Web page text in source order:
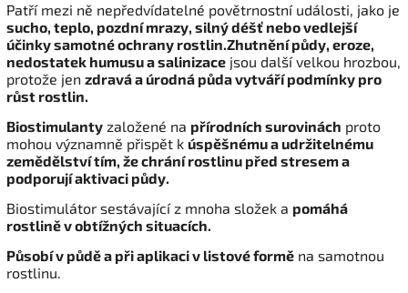
Patří mezi ně nepředvídatelné povětrnostní události, jako je
sucho, teplo, pozdní mrazy, silný déšť nebo vedlejší
účinky samotné ochrany rostlin.Zhutnění půdy, eroze,
nedostatek humusu a salinizace jsou další velkou hrozbou,
protože jen zdravá a úrodná půda vytváří podmínky pro
růst rostlin.
Biostimulanty založené na přírodních surovinách proto
mohou významně přispět k úspěšnému a udržitelnému
zemědělství tím, že chrání rostlinu před stresem a
podporují aktivaci půdy.
Biostimulátor sestávající z mnoha složek a pomáhá
rostlině v obtížných situacích.
Působí v půdě a při aplikaci v listové formě na samotnou
rostlinu.